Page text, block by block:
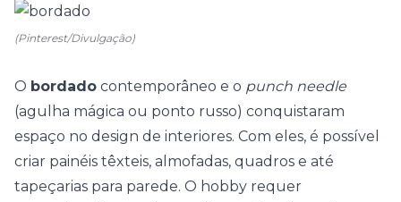
(Pinterest/Divulgação)
O bordado contemporâneo e o punch needle
(agulha mágica ou ponto russo) conquistaram
espaço no design de interiores. Com eles, é possível
criar painéis têxteis, almofadas, quadros e até
tapeçarias para parede. O hobby requer